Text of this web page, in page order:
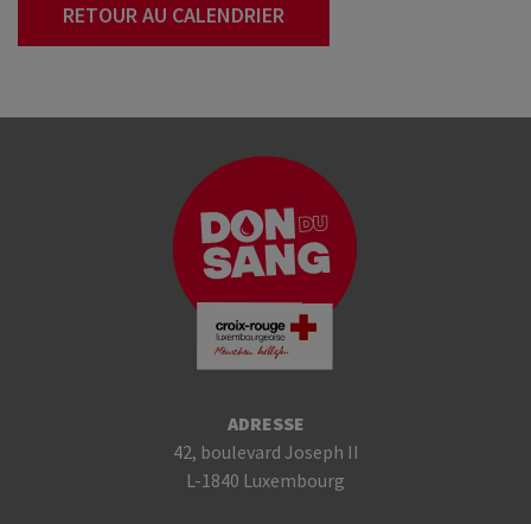
RETOUR AU CALENDRIER
ADRESSE
42, boulevard Joseph II
L-1840 Luxembourg